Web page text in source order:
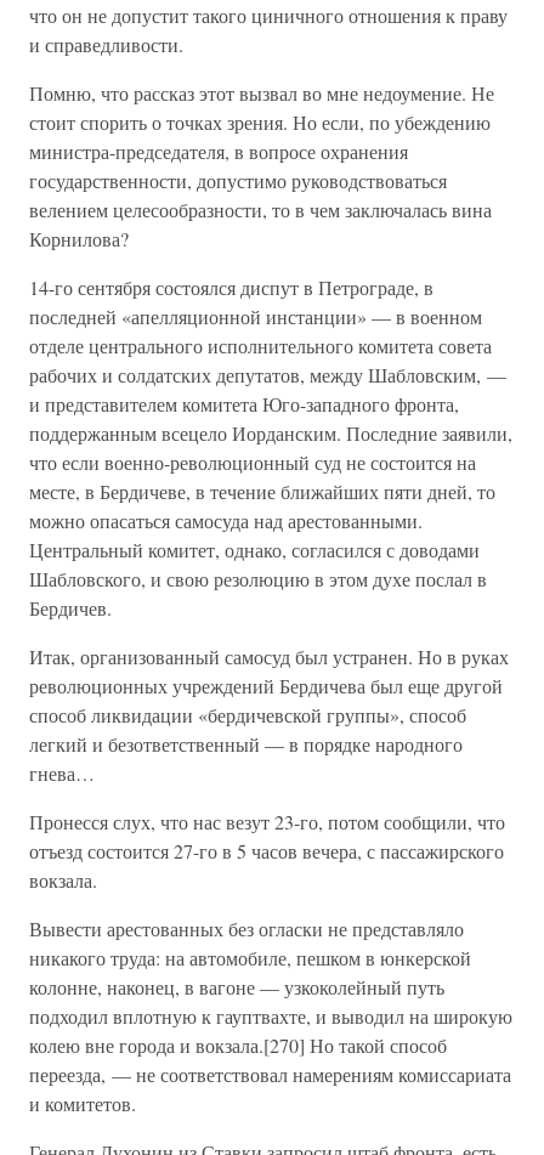
что он не допустит такого циничного отношения к праву
и справедливости.
Помню, что рассказ этот вызвал во мне недоумение. Не
стоит спорить о точках зрения. Но если, по убеждению
министра-председателя, в вопросе охранения
государственности, допустимо руководствоваться
велением целесообразности, то в чем заключалась вина
Корнилова?
14-го сентября состоялся диспут в Петрограде, в
последней «апелляционной инстанции» — в военном
отделе центрального исполнительного комитета совета
рабочих и солдатских депутатов, между Шабловским, —
и представителем комитета Юго-западного фронта,
поддержанным всецело Иорданским. Последние заявили,
что если военно-революционный суд не состоится на
месте, в Бердичеве, в течение ближайших пяти дней, то
можно опасаться самосуда над арестованными.
Центральный комитет, однако, согласился с доводами
Шабловского, и свою резолюцию в этом духе послал в
Бердичев.
Итак, организованный самосуд был устранен. Но в руках
революционных учреждений Бердичева был еще другой
способ ликвидации «бердичевской группы», способ
легкий и безответственный — в порядке народного
гнева…
Пронесся слух, что нас везут 23-го, потом сообщили, что
отъезд состоится 27-го в 5 часов вечера, с пассажирского
вокзала.
Вывести арестованных без огласки не представляло
никакого труда: на автомобиле, пешком в юнкерской
колонне, наконец, в вагоне — узкоколейный путь
подходил вплотную к гауптвахте, и выводил на широкую
колею вне города и вокзала.[270] Но такой способ
переезда, — не соответствовал намерениям комиссариата
и комитетов.